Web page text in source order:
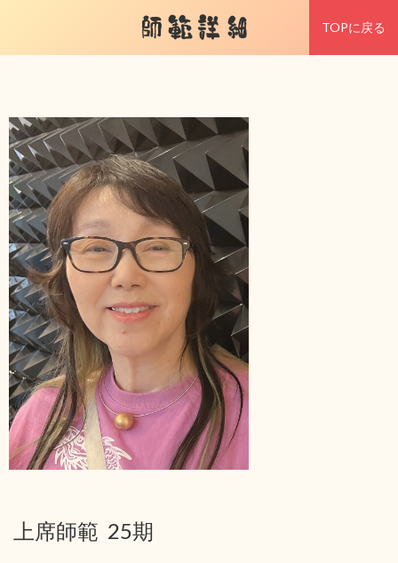
師範詳細 TOPに戻る
上席師範 25期